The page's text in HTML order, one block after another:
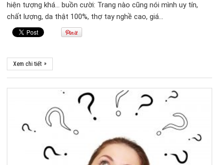
hiện tượng khá… buồn cười: Trang nào cũng nói mình uy tín,
chất lượng, da thật 100%, thợ tay nghề cao, giá…
Xem chi tiết »